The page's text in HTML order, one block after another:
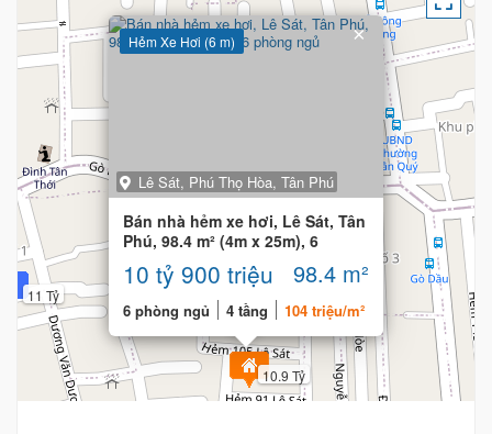
10.9 Tỷ
11 Tỷ
10.8 Tỷ
Hẻm Xe Hơi (6 m)
Lê Sát, Phú Thọ Hòa, Tân Phú
Bán nhà hẻm xe hơi, Lê Sát, Tân
Phú, 98.4 m² (4m x 25m), 6
phòng ngủ
10 tỷ 900 triệu 98.4 m²
6 phòng ngủ 4 tầng 104 triệu/m²
×